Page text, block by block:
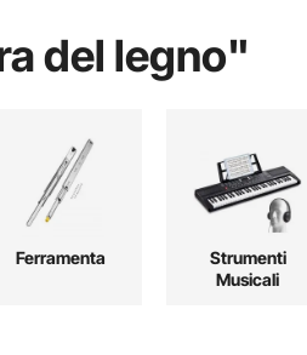
del legno"
Ferramenta
Strumenti
Musicali